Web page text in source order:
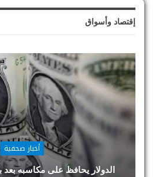
إقتصاد وأسواق
أخبار صحفية
الدولار يحافظ على مكاسبه